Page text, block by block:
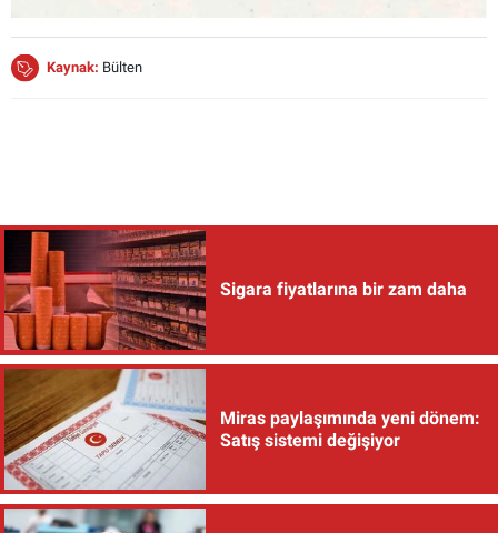
Kaynak: Bülten
Sigara fiyatlarına bir zam daha
Miras paylaşımında yeni dönem:
Satış sistemi değişiyor